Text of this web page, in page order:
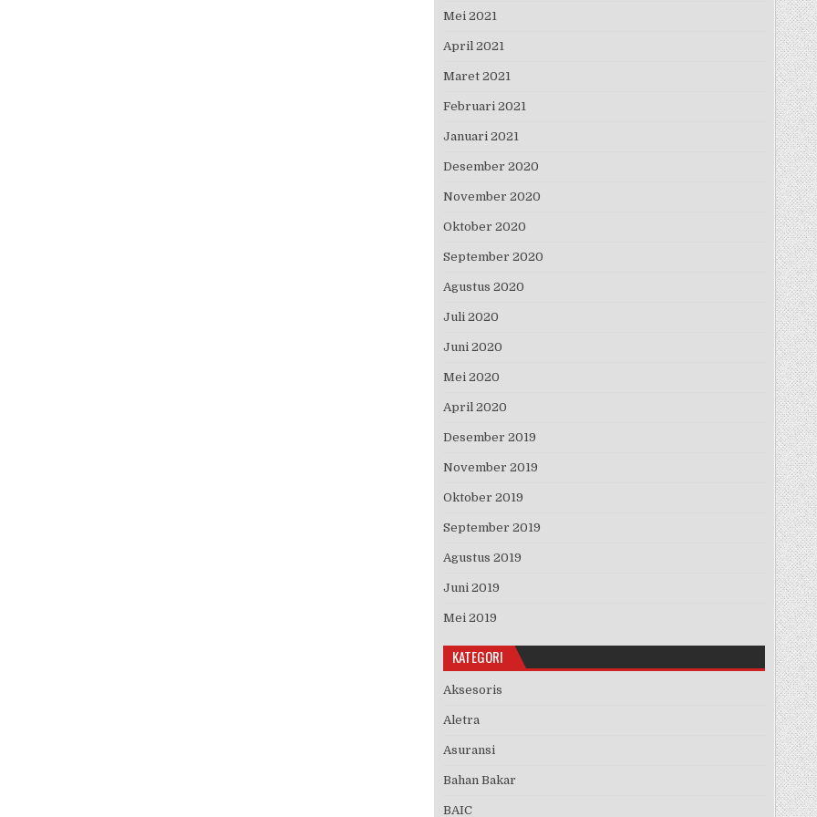
Mei 2021
April 2021
Maret 2021
Februari 2021
Januari 2021
Desember 2020
November 2020
Oktober 2020
September 2020
Agustus 2020
Juli 2020
Juni 2020
Mei 2020
April 2020
Desember 2019
November 2019
Oktober 2019
September 2019
Agustus 2019
Juni 2019
Mei 2019
KATEGORI
Aksesoris
Aletra
Asuransi
Bahan Bakar
BAIC